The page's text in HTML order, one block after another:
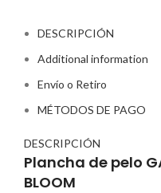
DESCRIPCIÓN
Additional information
Envío o Retiro
MÉTODOS DE PAGO
DESCRIPCIÓN
Plancha de pelo
BLOOM